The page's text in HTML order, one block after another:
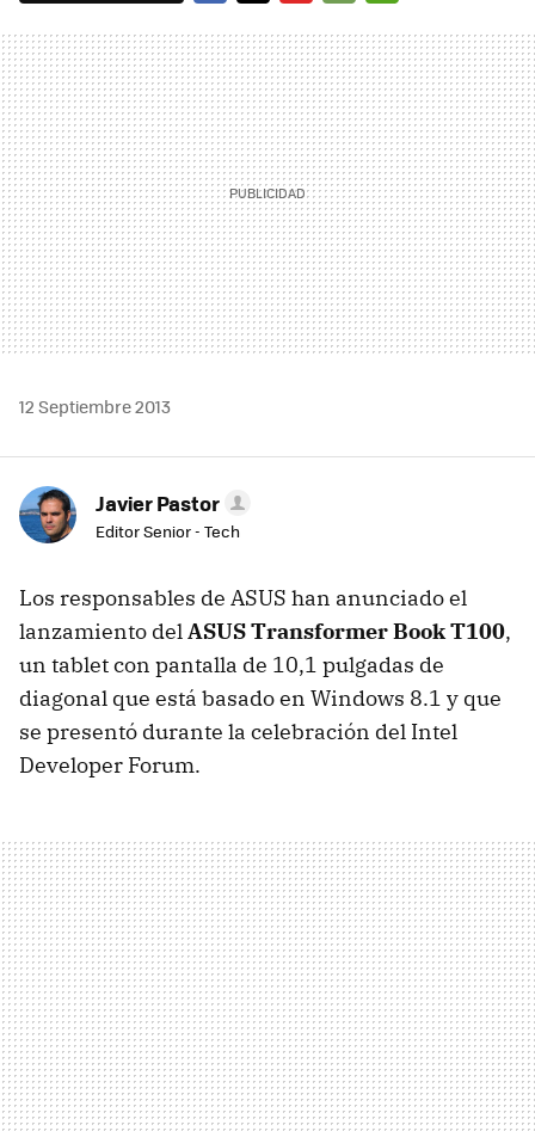
MAIL
12 Septiembre 2013
Javier Pastor
Editor Senior - Tech
Los responsables de ASUS han anunciado el
lanzamiento delASUS Transformer Book T100,
un tablet con pantalla de 10,1 pulgadas de
diagonal que está basado en Windows 8.1 y que
se presentó durante la celebración del Intel
Developer Forum.